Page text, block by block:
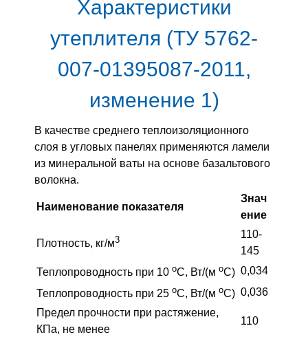
Характеристики
утеплителя (ТУ 5762-
007-01395087-2011,
изменение 1)
В качестве среднего теплоизоляционного
слоя в угловых панелях применяются ламели
из минеральной ваты на основе базальтового
волокна.
Наименование показателя
Знач
ение
Плотность, кг/м3
110-
145
Теплопроводность при 10 oС, Вт/(м oС) 0,034
Теплопроводность при 25 oС, Вт/(м oС) 0,036
Предел прочности при растяжение,
КПа, не менее
110